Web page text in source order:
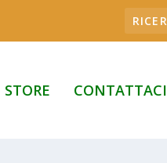
STORE CONTATTACI